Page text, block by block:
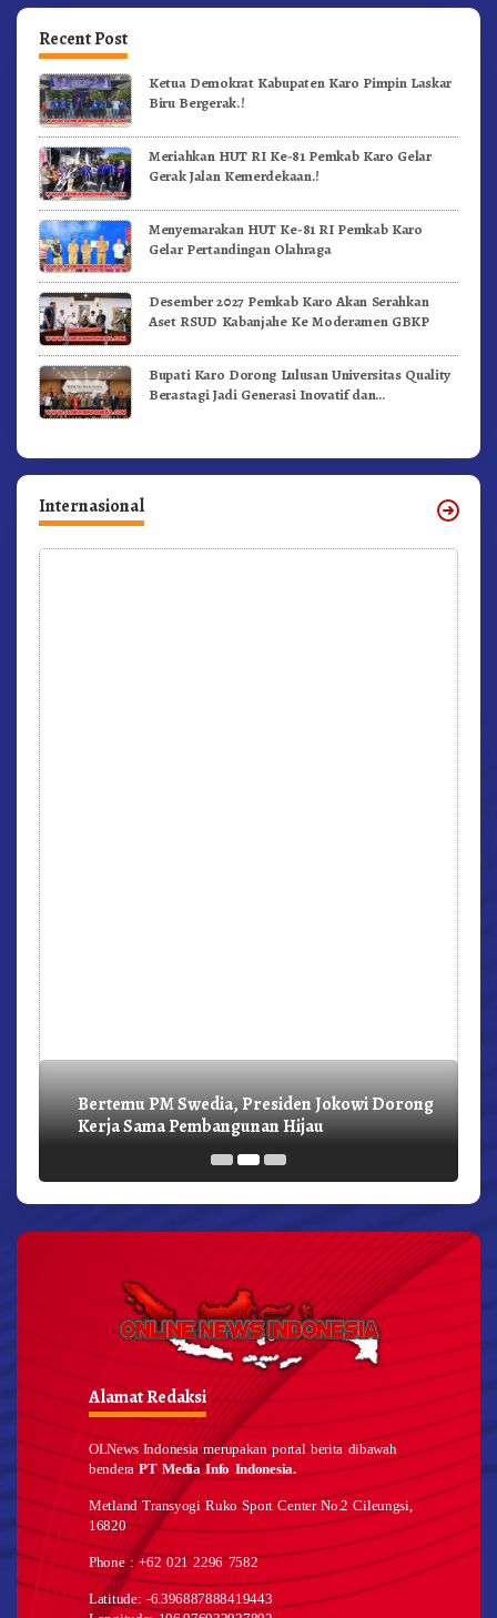
Recent Post
Ketua Demokrat Kabupaten Karo Pimpin Laskar
Biru Bergerak.!
Meriahkan HUT RI Ke-81 Pemkab Karo Gelar
Gerak Jalan Kemerdekaan.!
Menyemarakan HUT Ke-81 RI Pemkab Karo
Gelar Pertandingan Olahraga
Desember 2027 Pemkab Karo Akan Serahkan
Aset RSUD Kabanjahe Ke Moderamen GBKP
Bupati Karo Dorong Lulusan Universitas Quality
Berastagi Jadi Generasi Inovatif dan
Internasional
Bertemu PM Swedia, Presiden Jokowi Dorong
Kerja Sama Pembangunan Hijau
Alamat Redaksi
OLNews Indonesia merupakan portal berita dibawah
benderaPT Media Info Indonesia.
Metland Transyogi Ruko Sport Center No.2 Cileungsi,
16820
Phone : +62 021 2296 7582
Latitude: -6.396887888419443